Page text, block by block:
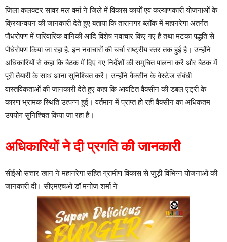
जिला कलक्टर सांवर मल वर्मा ने जिले में विकास कार्यों एवं कल्याणकारी योजनाओं के
क्रियान्वयन की जानकारी देते हुए बताया कि तारानगर ब्लॉक में महानरेगा अंतर्गत
पौधरोपण में पारिवारिक वानिकी आदि विशेष नवाचार किए गए हैं तथा मटका पद्धति से
पौधेरोपण किया जा रहा है, इन नवाचारों की चर्चा राष्ट्रीय स्तर तक हुई है। उन्होंने
अधिकारियों से कहा कि बैठक में दिए गए निर्देशों की समुचित पालना करें और बैठक में
पूरी तैयारी के साथ आना सुनिश्चित करें। उन्होंने वैक्सीन के वेस्टेज संबंधी
वास्तविकताओं की जानकारी देते हुए कहा कि आवंटित वैक्सीन की डबल एंट्री के
कारण भ्रामक स्थिति उत्पन्न हुई। वर्तमान में प्राप्त हो रही वैक्सीन का अधिकतम
उपयोग सुनिश्चित किया जा रहा है।
अधिकारियों ने दी प्रगति की जानकारी
सीईओ सत्तार खान ने महानरेगा सहित ग्रामीण विकास से जुड़ी विभिन्न योजनाओं की
जानकारी दी। सीएमएचओ डॉ मनोज शर्मा ने